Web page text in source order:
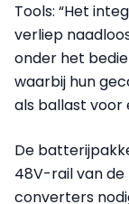
Tools: “Het
verliep
onder het
waarbij hun
als ballast voor
De
48V-rail van
converters